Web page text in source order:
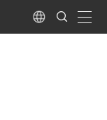
Language
Search
Submit